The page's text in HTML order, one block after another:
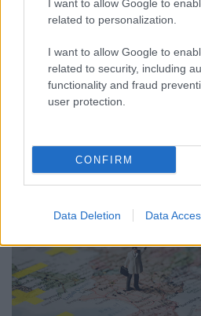
I want to allow Google to
related to personalization.
I want to allow Google to
related to security, including
functionality and fraud
user protection.
CONFIRM
Data Deletion Data
“A fogyatékos emberek
évek óta együtt erősödött a
Most azonban, az Európai
válságával határvonalhoz
újak. Nem lehetünk
semlegesség, mert a